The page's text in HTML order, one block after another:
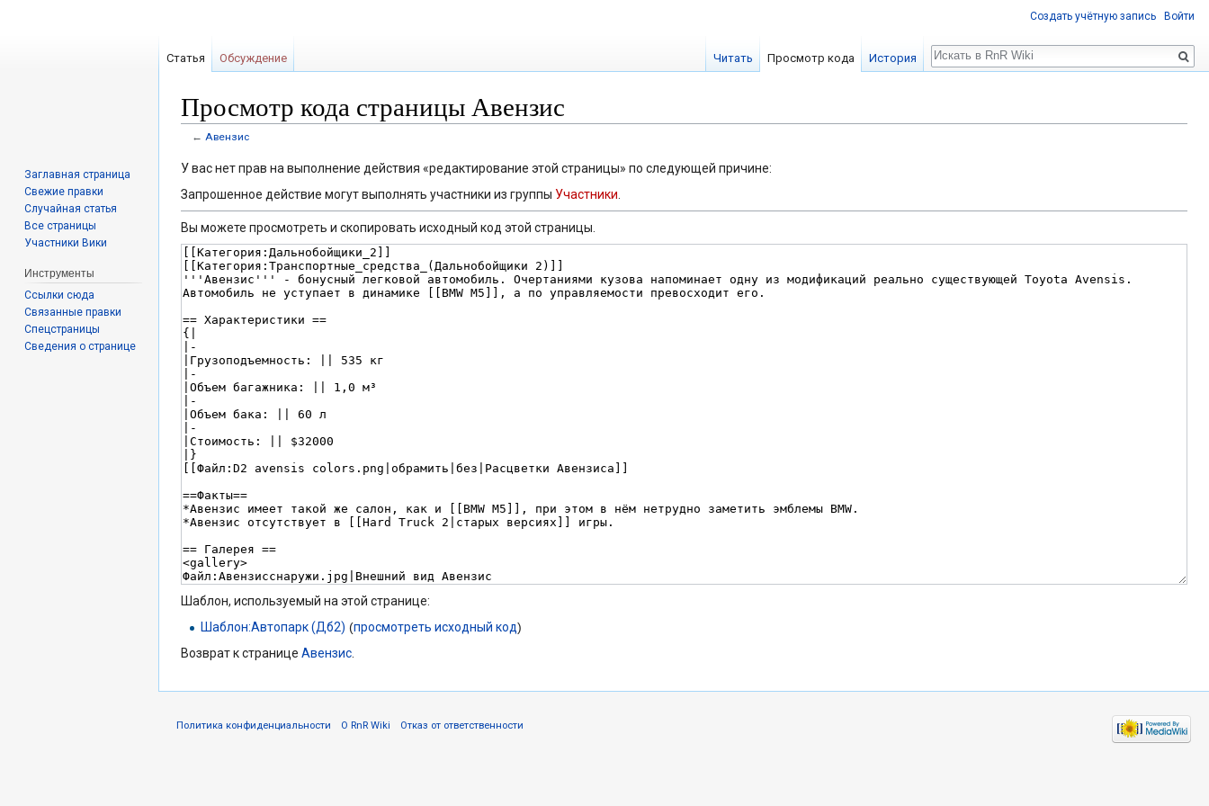
Просмотр кода страницы Авензис
← Авензис
Перейти
к
Перейти
к
У вас нет прав на выполнение действия «редактирование этой страницы» по следующей причине:
Запрошенное действие могут выполнять участники из группы Участники
Вы можете просмотреть и скопировать исходный код этой страницы.
Шаблон, используемый на этой странице:
Шаблон:Автопарк (Дб2) (просмотреть исходный код)
Возврат к странице Авензис.
Создать учётную запись Войти
Статья Обсуждение Читать Просмотр кода История
Поиск
Заглавная страница
Свежие правки
Случайная статья
Все страницы
Участники Вики
Инструменты
Ссылки сюда
Связанные правки
Спецстраницы
Сведения о странице
Политика конфиденциальности О RnR Wiki Отказ от ответственности